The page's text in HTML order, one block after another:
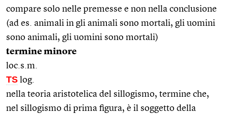
compare solo nelle premesse e non nella conclusione
(ad es. animali in gli animali sono mortali, gli uomini
sono animali, gli uomini sono mortali)
termine minore
loc.s.m.
TS log.
nella teoria aristotelica del sillogismo, termine che,
nel sillogismo di prima figura, è il soggetto della